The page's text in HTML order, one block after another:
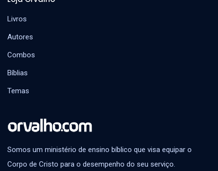
Somos um ministério de ensino bíblico que visa equipar o
Corpo de Cristo para o desempenho do seu serviço.
Livros
Autores
Combos
Bíblias
Temas